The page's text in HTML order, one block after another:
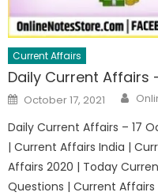
Current Affairs
Daily Current Affairs
October 17, 2021
Daily Current Affairs – 17
| Current Affairs India |
Affairs 2020 | Today
Questions | Current